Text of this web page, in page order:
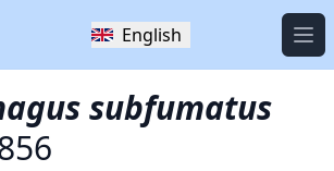
English
subfumatus